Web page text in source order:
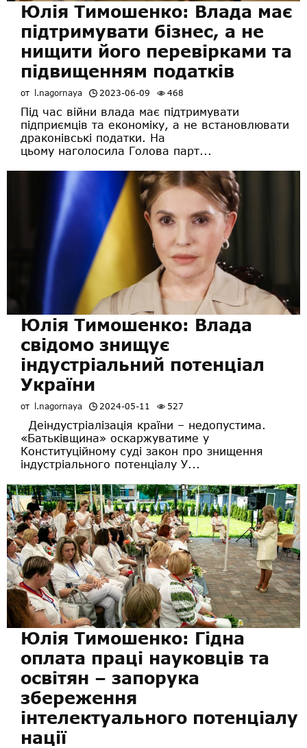
Юлія Тимошенко: Влада має
підтримувати бізнес, а не
нищити його перевірками та
підвищенням податків
от l.nagornaya 2023-06-09 468
Під час війни влада має підтримувати
підприємців та економіку, а не встановлювати
драконівські податки. На
цьому наголосила Голова парт...
Юлія Тимошенко: Влада
свідомо знищує
індустріальний потенціал
України
от l.nagornaya 2024-05-11 527
Деіндустріалізація країни – недопустима.
«Батьківщина» оскаржуватиме у
Конституційному суді закон про знищення
індустріального потенціалу У...
Юлія Тимошенко: Гідна
оплата праці науковців та
освітян – запорука
збереження
інтелектуального потенціалу
нації